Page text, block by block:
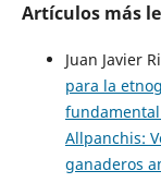
Artículos más
Juan Javier
para la
Allpanchis:
ganaderos